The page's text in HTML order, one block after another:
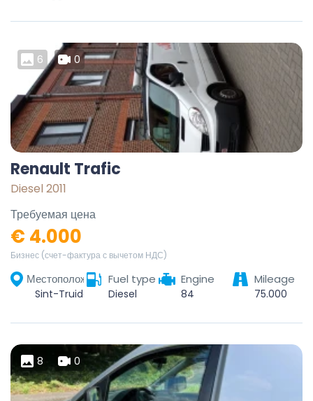
6 0
Renault Trafic
Diesel 2011
Требуемая цена
€ 4.000
Бизнес (счет-фактура с вычетом НДС)
МестоположениеFuel type
Diesel
Engine
84
Mileage
75.000
8 0